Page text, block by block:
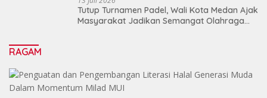
Tutup Turnamen Padel, Wali Kota Medan Ajak
Masyarakat Jadikan Semangat Olahraga
RAGAM